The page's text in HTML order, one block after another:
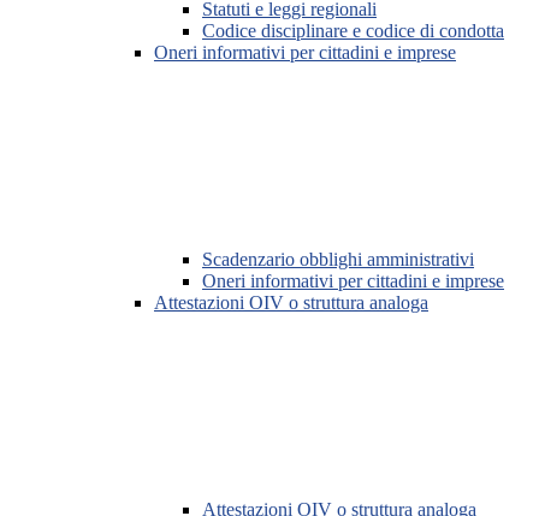
Statuti e leggi regionali
Codice disciplinare e codice di condotta
Oneri informativi per cittadini e imprese
Scadenzario obblighi amministrativi
Oneri informativi per cittadini e imprese
Attestazioni OIV o struttura analoga
Attestazioni OIV o struttura analoga